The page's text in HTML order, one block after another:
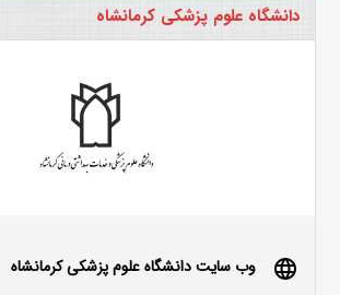
دانشگاه علوم پزشکی کرمانشاه
language وب سایت دانشگاه علوم پزشکی کرمانشاه